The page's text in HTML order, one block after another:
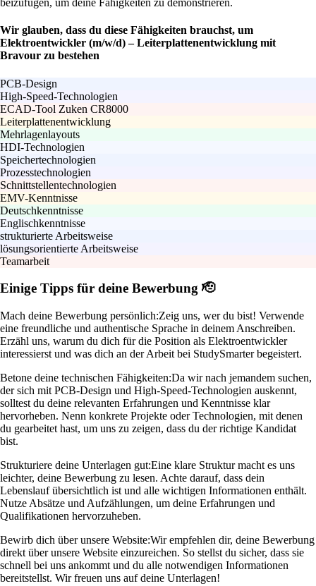
beizufügen, um deine Fähigkeiten zu demonstrieren.
Wir glauben, dass du diese Fähigkeiten brauchst, um
Elektroentwickler (m/w/d) – Leiterplattenentwicklung mit
Bravour zu bestehen
PCB-Design
High-Speed-Technologien
ECAD-Tool Zuken CR8000
Leiterplattenentwicklung
Mehrlagenlayouts
HDI-Technologien
Speichertechnologien
Prozesstechnologien
Schnittstellentechnologien
EMV-Kenntnisse
Deutschkenntnisse
Englischkenntnisse
strukturierte Arbeitsweise
lösungsorientierte Arbeitsweise
Teamarbeit
Einige Tipps für deine Bewerbung 🫡
Mach deine Bewerbung persönlich:Zeig uns, wer du bist! Verwende
eine freundliche und authentische Sprache in deinem Anschreiben.
Erzähl uns, warum du dich für die Position als Elektroentwickler
interessierst und was dich an der Arbeit bei StudySmarter begeistert.
Betone deine technischen Fähigkeiten:Da wir nach jemandem suchen,
der sich mit PCB-Design und High-Speed-Technologien auskennt,
solltest du deine relevanten Erfahrungen und Kenntnisse klar
hervorheben. Nenn konkrete Projekte oder Technologien, mit denen
du gearbeitet hast, um uns zu zeigen, dass du der richtige Kandidat
bist.
Strukturiere deine Unterlagen gut:Eine klare Struktur macht es uns
leichter, deine Bewerbung zu lesen. Achte darauf, dass dein
Lebenslauf übersichtlich ist und alle wichtigen Informationen enthält.
Nutze Absätze und Aufzählungen, um deine Erfahrungen und
Qualifikationen hervorzuheben.
Bewirb dich über unsere Website:Wir empfehlen dir, deine Bewerbung
direkt über unsere Website einzureichen. So stellst du sicher, dass sie
schnell bei uns ankommt und du alle notwendigen Informationen
bereitstellst. Wir freuen uns auf deine Unterlagen!